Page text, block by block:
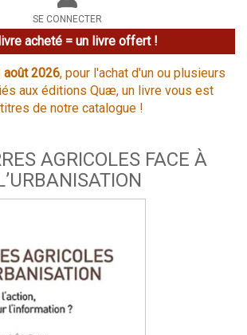
site
SE CONNECTER
acheté = un livre offert !
août 2026, pour l'achat d'un ou plusieurs
aux éditions Quæ, un livre vous est
de notre catalogue !
AGRICOLES FACE À